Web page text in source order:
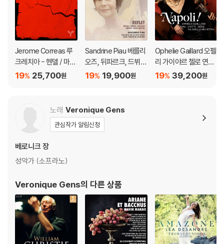
Jerome Correas 루
크레치아 - 헨델 / 마르
첼로 / 스카를라티 (Lu
25,700원
19%
Sandrine Piau 베를리
오즈, 뒤파르크, 드뷔
시, 라벨 가곡집 (Refle
19,900원
19%
Ophelie Gaillard 오펠
리 가이야르 첼로 연주
집 (Napoli!)
39,200원
19%
노래 Veronique Gens
관심작가 알림신청
베로니크 장
성악가 (소프라노)
Veronique Gens의 다른 상품